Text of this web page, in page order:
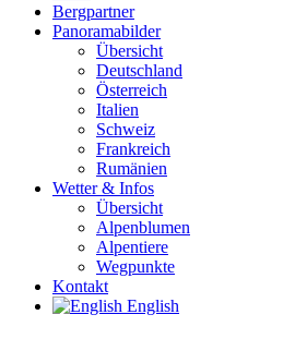
Bergpartner
Panoramabilder
Übersicht
Deutschland
Österreich
Italien
Schweiz
Frankreich
Rumänien
Wetter & Infos
Übersicht
Alpenblumen
Alpentiere
Wegpunkte
Kontakt
English